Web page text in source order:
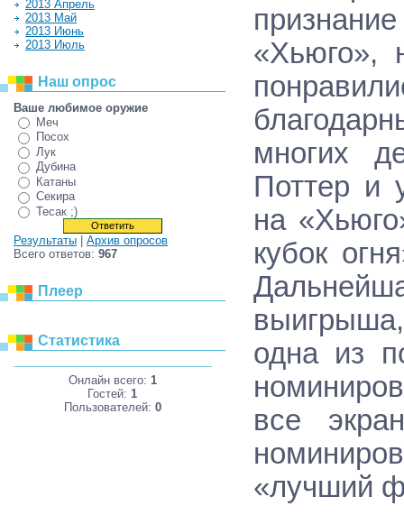
2013 Апрель
2013 Май
2013 Июнь
2013 Июль
Наш опрос
Ваше любимое оружие
Меч
Посох
Лук
Дубина
Катаны
Секира
Тесак ;)
Результаты
Архив опросов
Всего ответов: 967
Плеер
Статистика
Онлайн всего: 1
Гостей: 1
Пользователей: 0
«Хьюго»,
многих
Поттер и
на
кубок
одна из
все
«лучший